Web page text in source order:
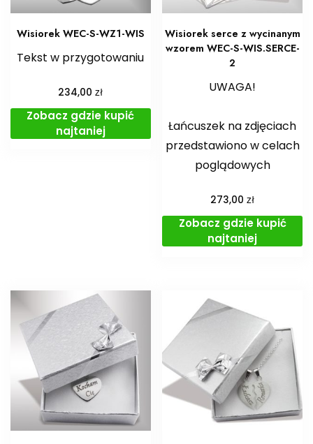
Wisiorek WEC-S-WZ1-WIS
Tekst w przygotowaniu
234,00zł
Zobacz gdzie kupić
najtaniej
Wisiorek serce z wycinanym
wzorem WEC-S-WIS.SERCE-
2
UWAGA!
Łańcuszek na zdjęciach
przedstawiono w celach
poglądowych
273,00zł
Zobacz gdzie kupić
najtaniej